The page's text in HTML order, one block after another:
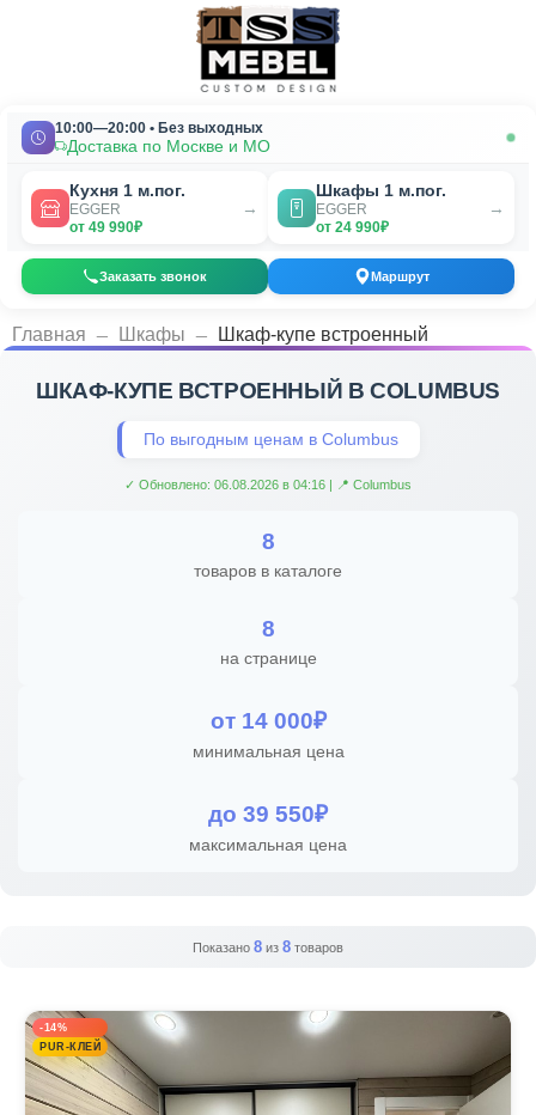
10:00—20:00 • Без выходных
Доставка по Москве и МО
Кухня 1 м.пог.
EGGER
от 49 990₽
→
Шкафы 1 м.пог.
EGGER
от 24 990₽
→
Заказать звонок Маршрут
Главная Шкафы Шкаф-купе встроенный
ШКАФ-КУПЕ ВСТРОЕННЫЙ В COLUMBUS
По выгодным ценам в Columbus
✓ Обновлено: 06.08.2026 в 04:16 | 📍 Columbus
8
товаров в каталоге
8
на странице
от 14 000₽
минимальная цена
до 39 550₽
максимальная цена
Показано 8 из 8 товаров
-14%
PUR-КЛЕЙ